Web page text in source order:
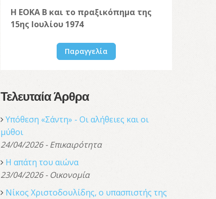
Η ΕΟΚΑ Β και το πραξικόπημα της
15ης Ιουλίου 1974
Παραγγελία
Τελευταία Άρθρα
Υπόθεση «Σάντη» - Οι αλήθειες και οι
μύθοι
24/04/2026 - Επικαιρότητα
Η απάτη του αιώνα
23/04/2026 - Οικονομία
Νίκος Χριστοδουλίδης, o υπασπιστής της